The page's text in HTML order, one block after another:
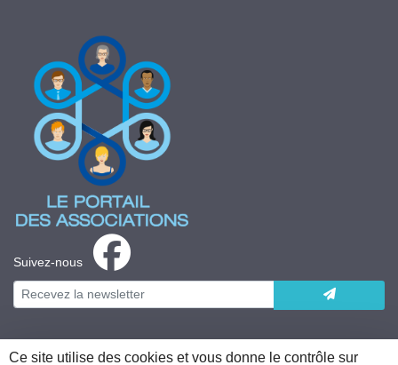
Suivez-nous
Ce site utilise des cookies et vous donne le contrôle sur